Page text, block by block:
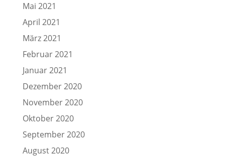
Mai 2021
April 2021
März 2021
Februar 2021
Januar 2021
Dezember 2020
November 2020
Oktober 2020
September 2020
August 2020